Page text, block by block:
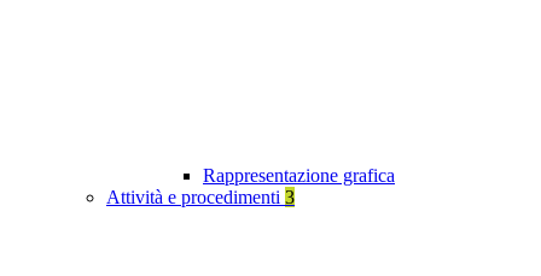
Rappresentazione grafica
Attività e procedimenti 3